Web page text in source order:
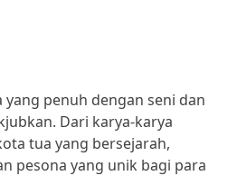
yang penuh dengan seni dan
Dari karya-karya
tua yang bersejarah,
pesona yang unik bagi para